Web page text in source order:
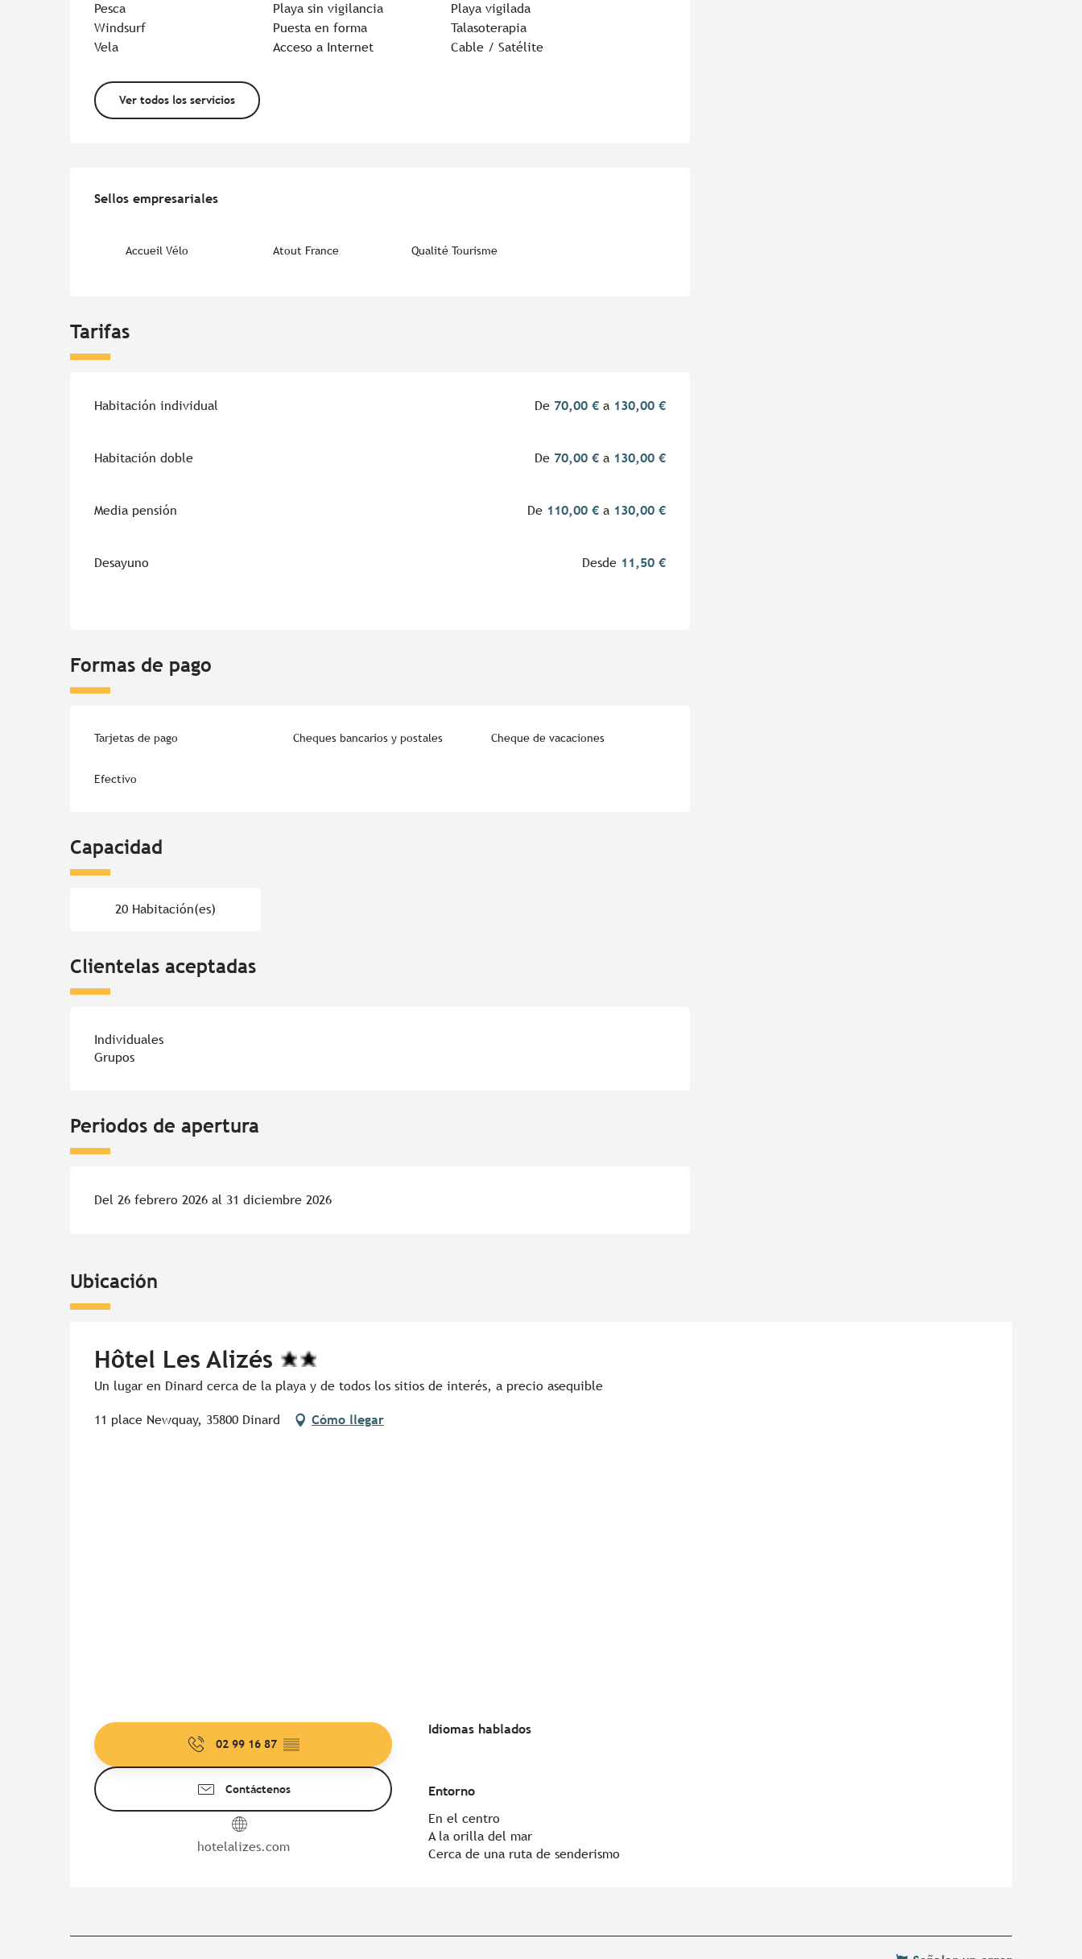
Pesca
Playa sin vigilancia
Playa vigilada
Windsurf
Puesta en forma
Talasoterapia
Vela
Acceso a Internet Cable / Satélite
Ver todos los servicios
Sellos empresariales
Sellos empresariales
Accueil Vélo Atout France Qualité Tourisme
Tarifas
Habitación individual De 70,00 € a 130,00 €
Habitación doble De 70,00 € a 130,00 €
Media pensión De 110,00 € a 130,00 €
Desayuno Desde 11,50 €
Formas de pago
Tarjetas de pago Cheques bancarios y postales Cheque de vacaciones
Efectivo
Capacidad
20 Habitación(es)
Clientelas aceptadas
Individuales
Grupos
Periodos de apertura
Del 26 febrero 2026 al 31 diciembre 2026
Ubicación
Hôtel Les Alizés
Un lugar en Dinard cerca de la playa y de todos los sitios de interés, a precio asequible
11 place Newquay, 35800 Dinard Cómo llegar
02 99 16 87 ▒▒
Contáctenos
hotelalizes.com
Idiomas hablados
Idiomas hablados
Entorno
Entorno
En el centro
A la orilla del mar
Cerca de una ruta de senderismo